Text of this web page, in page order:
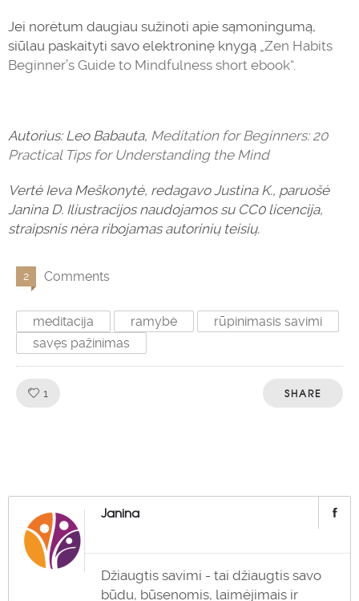
Jei norėtum daugiau sužinoti apie sąmoningumą,
siūlau paskaityti savo elektroninę knygą „Zen Habits
Beginner’s Guide to Mindfulness short ebook“.
Autorius: Leo Babauta, Meditation for Beginners: 20
Practical Tips for Understanding the Mind
Vertė Ieva Meškonytė, redagavo Justina K., paruošė
Janina D. Iliustracijos naudojamos su CC0 licencija,
straipsnis nėra ribojamas autorinių teisių.
2 Comments
meditacija ramybė
rūpinimasis savimi
savęs pažinimas
1 SHARE
Janina
Džiaugtis savimi - tai džiaugtis savo
būdu, būsenomis, laimėjimais ir